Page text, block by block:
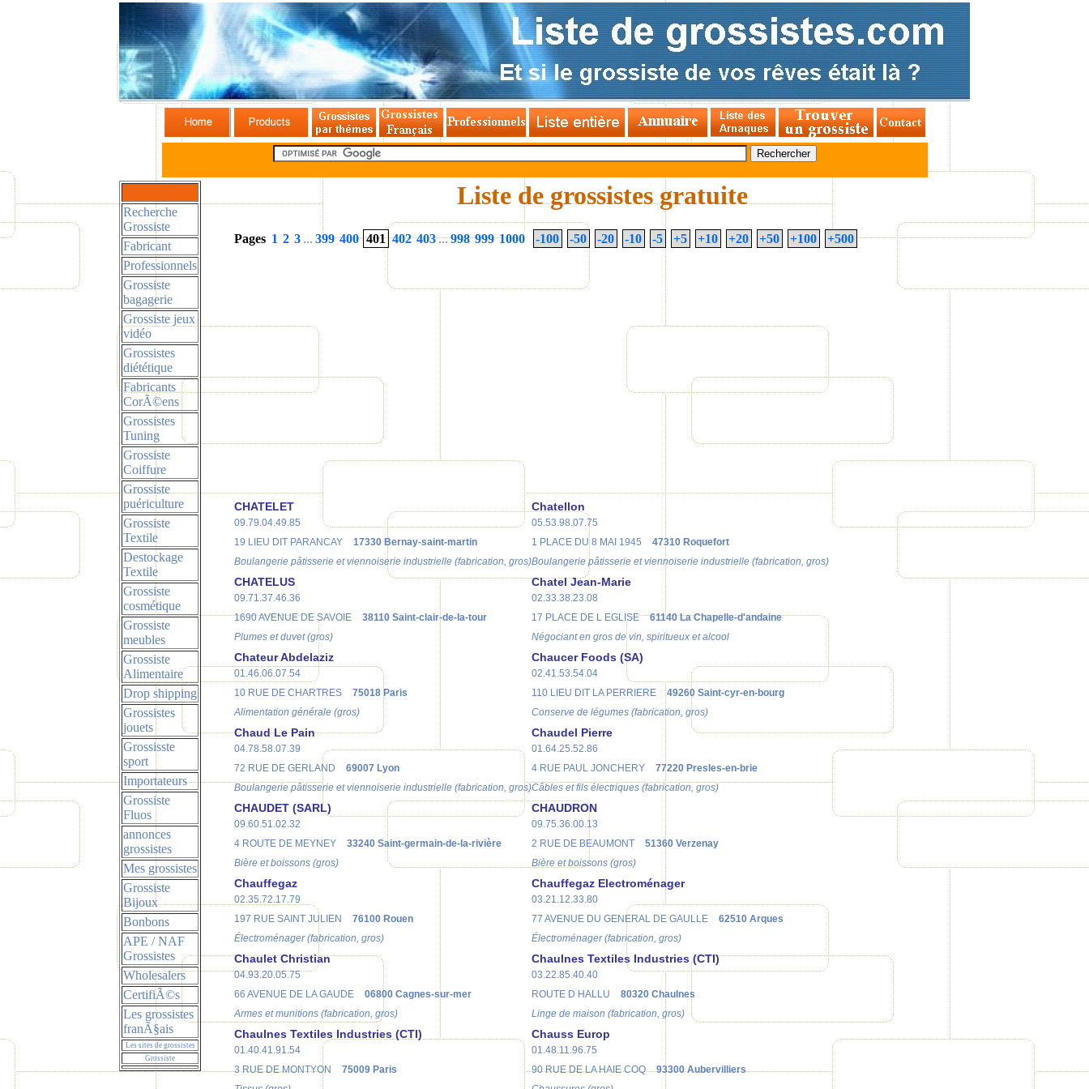
Recherche
Grossiste
Fabricant
Professionnels
Grossiste
bagagerie
Grossiste jeux
vidéo
Grossistes
diététique
Fabricants
CorÃ©ens
Grossistes
Tuning
Grossiste
Coiffure
Grossiste
puériculture
Grossiste
Textile
Destockage
Textile
Grossiste
cosmétique
Grossiste
meubles
Grossiste
Alimentaire
Drop shipping
Grossistes
jouets
Grossisste
sport
Importateurs
Grossiste
Fluos
annonces
grossistes
Mes grossistes
Grossiste
Bijoux
Bonbons
APE / NAF
Grossistes
Wholesalers
CertifiÃ©s
Les grossistes
franÃ§ais
Les sites de grossistes
Grossiste
Liste de grossistes gratuite
Pages 1 2 3 ... 399 400 401 402 403...998 999 1000 -100 -50 -20 -10 -5 +5 +10 +20 +50 +100 +500
CHATELET
09.79.04.49.85
19 LIEU DIT PARANCAY
17330 Bernay-saint-martin
Boulangerie pâtisserie et viennoiserie industrielle (fabrication, gros)
Chatellon
05.53.98.07.75
1 PLACE DU 8 MAI 1945
47310 Roquefort
Boulangerie pâtisserie et viennoiserie industrielle (fabrication, gros)
CHATELUS
09.71.37.46.36
1690 AVENUE DE SAVOIE
38110 Saint-clair-de-la-tour
Plumes et duvet (gros)
Chatel Jean-Marie
02.33.38.23.08
17 PLACE DE L EGLISE
61140 La Chapelle-d'andaine
Négociant en gros de vin, spiritueux et alcool
Chateur Abdelaziz
01.46.06.07.54
10 RUE DE CHARTRES
75018 Paris
Alimentation générale (gros)
Chaucer Foods (SA)
02.41.53.54.04
110 LIEU DIT LA PERRIERE
49260 Saint-cyr-en-bourg
Conserve de légumes (fabrication, gros)
Chaud Le Pain
04.78.58.07.39
72 RUE DE GERLAND
69007 Lyon
Boulangerie pâtisserie et viennoiserie industrielle (fabrication, gros)
Chaudel Pierre
01.64.25.52.86
4 RUE PAUL JONCHERY
77220 Presles-en-brie
Câbles et fils électriques (fabrication, gros)
CHAUDET (SARL)
09.60.51.02.32
4 ROUTE DE MEYNEY
33240 Saint-germain-de-la-rivière
Bière et boissons (gros)
CHAUDRON
09.75.36.00.13
2 RUE DE BEAUMONT
51360 Verzenay
Bière et boissons (gros)
Chauffegaz
02.35.72.17.79
197 RUE SAINT JULIEN
76100 Rouen
Électroménager (fabrication, gros)
Chauffegaz Electroménager
03.21.12.33.80
77 AVENUE DU GENERAL DE GAULLE
62510 Arques
Électroménager (fabrication, gros)
Chaulet Christian
04.93.20.05.75
66 AVENUE DE LA GAUDE
06800 Cagnes-sur-mer
Armes et munitions (fabrication, gros)
Chaulnes Textiles Industries (CTI)
03.22.85.40.40
ROUTE D HALLU
80320 Chaulnes
Linge de maison (fabrication, gros)
Chaulnes Textiles Industries (CTI)
01.40.41.91.54
3 RUE DE MONTYON
75009 Paris
Chauss Europ
01.48.11.96.75
90 RUE DE LA HAIE COQ
93300 Aubervilliers